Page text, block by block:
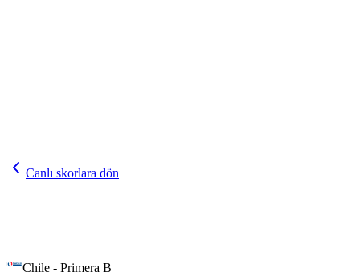
Canlı skorlara dön
Chile - Primera B